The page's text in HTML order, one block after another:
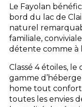
Le Fayolan
bord du lac de
naturel
familiale,
détente comme à
Classé 4 étoiles,
gamme
home tout confort
toutes les envies